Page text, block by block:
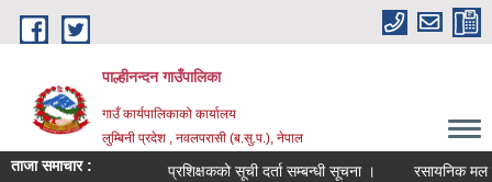
Skip to main content
पाल्हीनन्दन गाउँपालिका
गाउँ कार्यपालिकाको कार्यालय
लुम्बिनी प्रदेश , नवलपरासी (ब.सु.प.), नेपाल
ताजा समाचार : प्रशिक्षकको सूची दर्ता सम्बन्धी सूचना । रसायनिक मल